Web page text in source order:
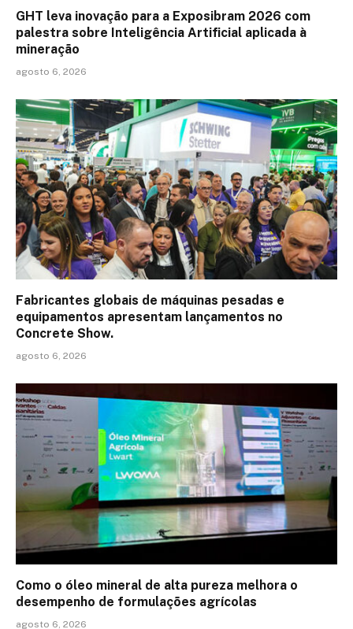
GHT leva inovação para a Exposibram 2026 com
palestra sobre Inteligência Artificial aplicada à
mineração
agosto 6, 2026
Fabricantes globais de máquinas pesadas e
equipamentos apresentam lançamentos no
Concrete Show.
agosto 6, 2026
Como o óleo mineral de alta pureza melhora o
desempenho de formulações agrícolas
agosto 6, 2026